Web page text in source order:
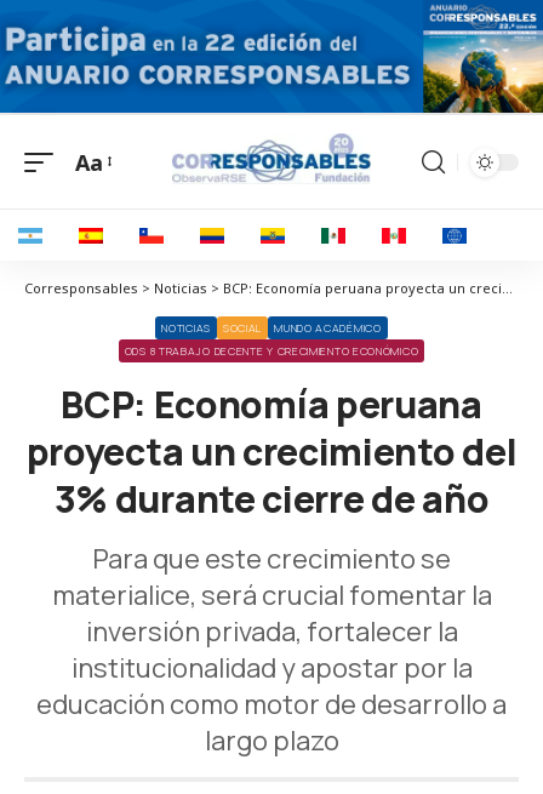
Aa
Corresponsables > Noticias > BCP: Economía peruana proyecta un crecimiento del 3% durante cierre de año
NOTICIAS SOCIAL
MUNDO ACADÉMICO
ODS 8 TRABAJO DECENTE Y CRECIMIENTO ECONÓMICO
BCP: Economía peruana
proyecta un crecimiento del
3% durante cierre de año
Para que este crecimiento se
materialice, será crucial fomentar la
inversión privada, fortalecer la
institucionalidad y apostar por la
educación como motor de desarrollo a
largo plazo